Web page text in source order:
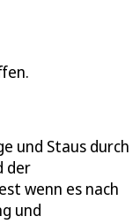
und Staus durch
der
wenn es nach
und